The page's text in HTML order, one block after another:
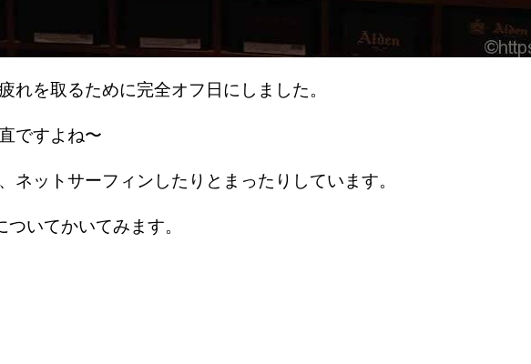
れを取るために完全オフ日にしました。
ですよね〜
ネットサーフィンしたりとまったりしています。
いてかいてみます。